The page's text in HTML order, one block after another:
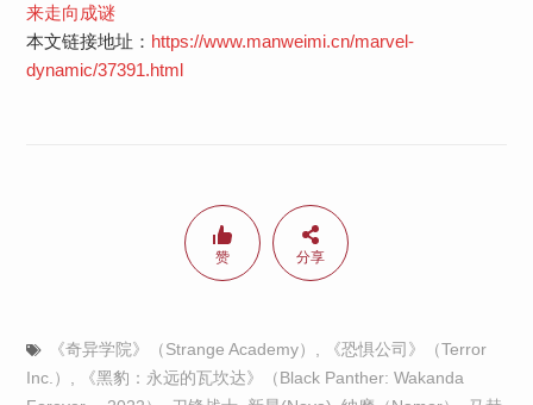
来走向成谜
本文链接地址： https://www.manweimi.cn/marvel-
dynamic/37391.html
赞 分享
《奇异学院》（Strange Academy）
《恐惧公司》（Terror
Inc.）
《黑豹：永远的瓦坎达》（Black Panther: Wakanda